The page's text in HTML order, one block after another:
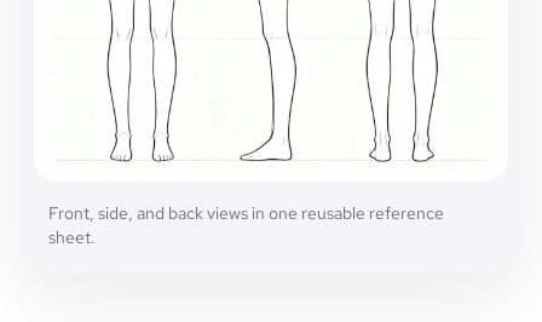
Front, side, and back views in one reusable reference
sheet.